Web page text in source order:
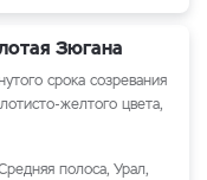
Зюгана
срока созревания
желтого цвета,
полоса, Урал,